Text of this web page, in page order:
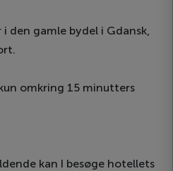
den gamle bydel i Gdansk,
omkring 15 minutters
kan I besøge hotellets